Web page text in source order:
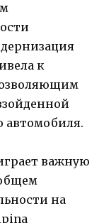
к
важную
на